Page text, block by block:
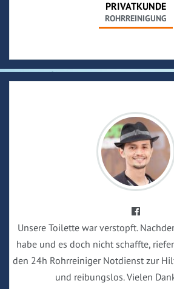
PRIVATKUNDE
ROHRREINIGUNG
Unsere Toilette war verstopft.
habe und es doch nicht schaffte,
den 24h Rohrreiniger Notdienst zur
und reibungslos. Vielen